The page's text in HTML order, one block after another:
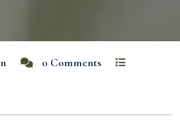
0 Comments